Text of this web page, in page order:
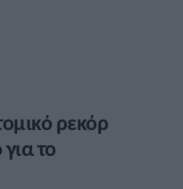
ρεκόρ
το